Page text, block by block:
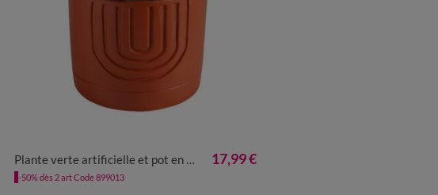
Plante verte artificielle et pot en ciment 17,99 €
-50% dès 2 art Code 899013